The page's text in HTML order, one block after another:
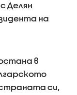
Делян
на
в
си,